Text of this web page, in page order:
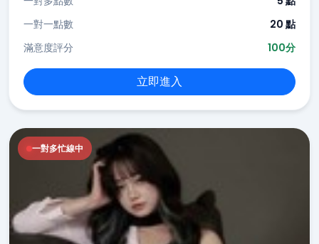
一對一點數
20 點
滿意度評分
100分
立即進入
一對多忙線中